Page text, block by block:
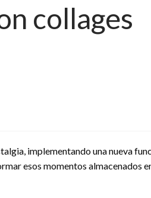
collages
implementando una nueva
esos momentos almacenados